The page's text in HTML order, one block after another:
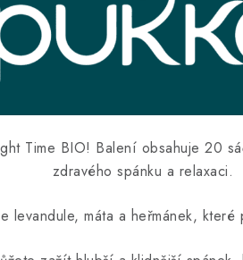
Time BIO! Balení obsahuje 20
zdravého spánku a relaxaci.
levandule, máta a heřmánek,